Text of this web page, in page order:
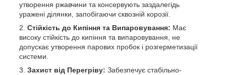
утворення ржавчини та консервують заздалегідь
уражені ділянки, запобігаючи сквозній корозії.
Стійкість до Кипіння та Випаровування: Має
високу стійкість до кипіння та випаровування, не
допускає утворення парових пробок і розгерметизації
системи.
Захист від Перегріву: Забезпечує стабільно-